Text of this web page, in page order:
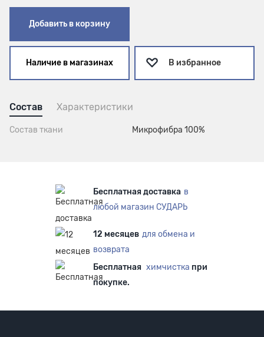
Добавить в корзину
Наличие в магазинах В избранное
Состав Характеристики
Состав ткани Микрофибра 100%
Бесплатная доставка в
любой магазин СУДАРЬ
12 месяцев для обмена и
возврата
Бесплатная химчистка при
покупке.